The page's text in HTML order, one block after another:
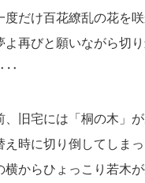
だけ百花繚乱の花を咲
よ再びと願いながら切
旧宅には「桐の木」が
時に切り倒してしまっ
横からひょっこり若木